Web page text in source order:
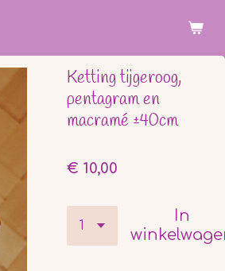
Ketting tijgeroog,
pentagram en
macramé ±40cm
€ 10,00
In